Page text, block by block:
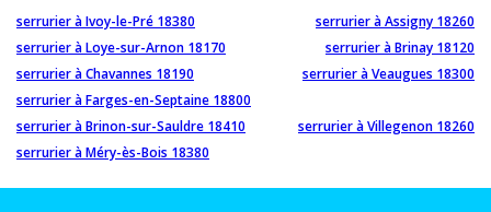
serrurier à Ivoy-le-Pré 18380
serrurier à Assigny 18260
serrurier à Loye-sur-Arnon 18170
serrurier à Brinay 18120
serrurier à Chavannes 18190
serrurier à Veaugues 18300
serrurier à Farges-en-Septaine 18800
serrurier à Brinon-sur-Sauldre 18410
serrurier à Villegenon 18260
serrurier à Méry-ès-Bois 18380